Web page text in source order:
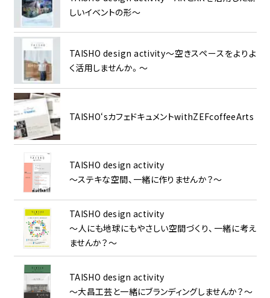
しいイベントの形～
TAISHO design activity～空きスペースをよりよ
く活用しませんか。～
TAISHO‘sカフェドキュメントwithZEFcoffeeArts
TAISHO design activity
～ステキな空間、一緒に作りませんか？～
TAISHO design activity
～人にも地球にもやさしい空間づくり、一緒に考え
ませんか？～
TAISHO design activity
～大昌工芸と一緒にブランディングしませんか？～